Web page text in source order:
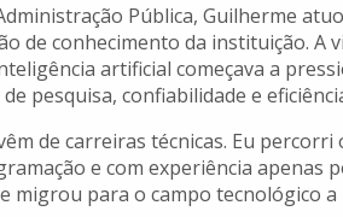
Pública, Guilherme
de conhecimento da instituição. A
artificial começava a
pesquisa, confiabilidade e
de carreiras técnicas. Eu percorri
e com experiência apenas
migrou para o campo tecnológico